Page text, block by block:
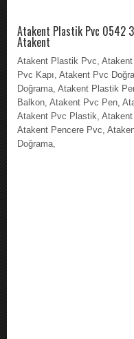
Atakent Plastik Pvc 0542
Atakent
Atakent Plastik Pvc,
Pvc Kapı, Atakent Pvc
Doğrama, Atakent Plastik
Balkon, Atakent Pvc Pen,
Atakent Pvc Plastik, Atakent
Atakent Pencere Pvc,
Doğrama,